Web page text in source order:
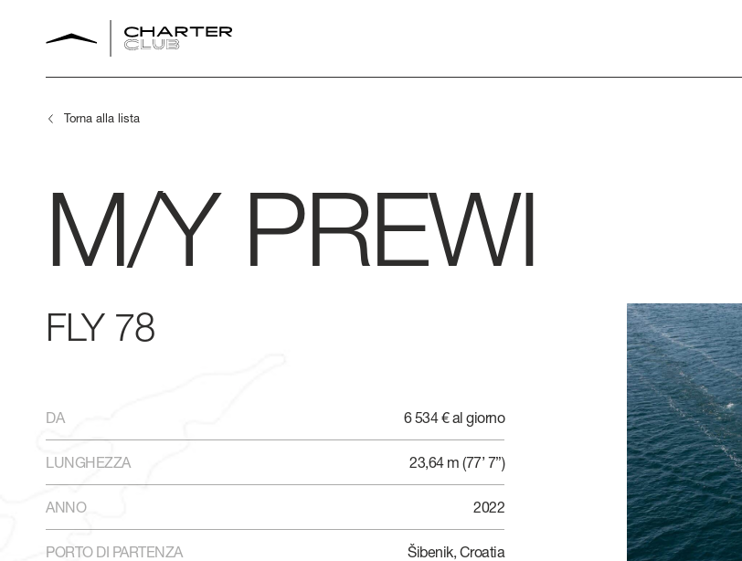
Close
Torna alla lista
M/Y PREWI
FLY 78
DA 6 534 € al giorno
LUNGHEZZA 23,64 m (77’ 7”)
ANNO 2022
PORTO DI PARTENZA Šibenik, Croatia